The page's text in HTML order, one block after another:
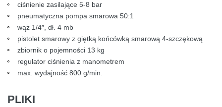
ciśnienie zasilające 5-8 bar
pneumatyczna pompa smarowa 50:1
wąż 1/4″, dł. 4 mb
pistolet smarowy z giętką końcówką smarową 4-szczękową
zbiornik o pojemności 13 kg
regulator ciśnienia z manometrem
max. wydajność 800 g/min.
PLIKI